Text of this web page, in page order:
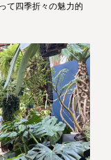
て四季折々の魅力的